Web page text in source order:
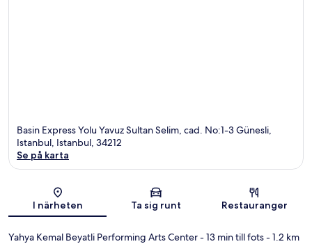
Basin Express Yolu Yavuz Sultan Selim, cad. No:1-3 Günesli,
Istanbul, Istanbul, 34212
Se på karta
I närheten Ta sig runt Restauranger
Yahya Kemal Beyatli Performing Arts Center- 13 min till fots- 1.2 km